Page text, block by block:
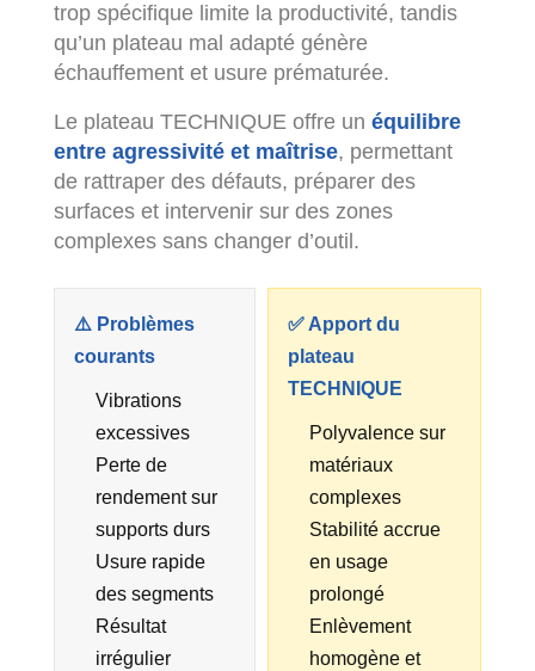
trop spécifique limite la productivité, tandis
qu’un plateau mal adapté génère
échauffement et usure prématurée.
Le plateau TECHNIQUE offre un équilibre
entre agressivité et maîtrise, permettant
de rattraper des défauts, préparer des
surfaces et intervenir sur des zones
complexes sans changer d’outil.
⚠️ Problèmes
courants
Vibrations
excessives
Perte de
rendement sur
supports durs
Usure rapide
des segments
Résultat
irrégulier
✅ Apport du
plateau
TECHNIQUE
Polyvalence sur
matériaux
complexes
Stabilité accrue
en usage
prolongé
Enlèvement
homogène et